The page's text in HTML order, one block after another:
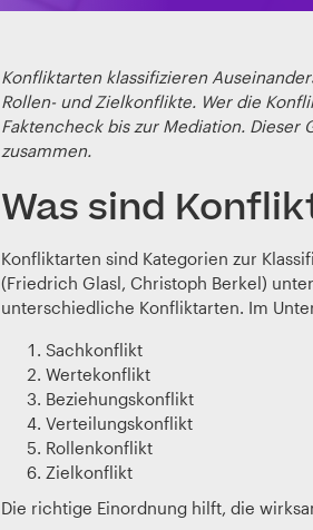
Konfliktarten klassifizieren
Rollen- und Zielkonflikte. Wer die
Faktencheck bis zur Mediation. Dieser
zusammen.
Was sind
Konfliktarten sind Kategorien zur
(Friedrich Glasl, Christoph Berkel)
unterschiedliche Konfliktarten. Im
Sachkonflikt
Wertekonflikt
Beziehungskonflikt
Verteilungskonflikt
Rollenkonflikt
Zielkonflikt
Die richtige Einordnung hilft, die